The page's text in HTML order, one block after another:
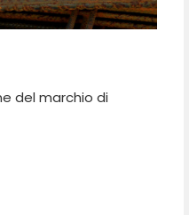
del marchio di